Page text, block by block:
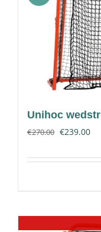
Unihoc
€270.00 €239.00